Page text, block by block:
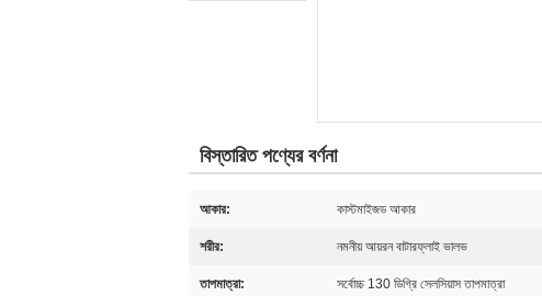
বিস্তারিত পণ্যের বর্ণনা
আকার: কাস্টমাইজড আকার
শরীর: নমনীয় আয়রন বাটারফ্লাই ভালভ
তাপমাত্রা: সর্বোচ্চ 130 ডিগ্রি সেলসিয়াস তাপমাত্রা